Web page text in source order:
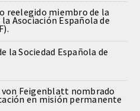
reelegido miembro de la
Asociación Española de
la Sociedad Española de
von Feigenblatt nombrado
en misión permanente